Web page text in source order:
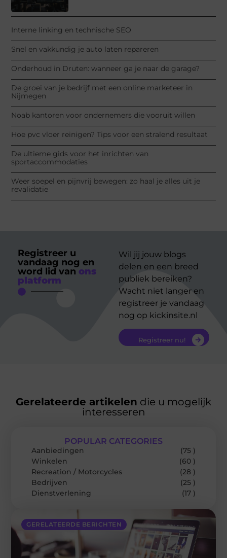
Interne linking en technische SEO
Snel en vakkundig je auto laten repareren
Onderhoud in Druten: wanneer ga je naar de garage?
De groei van je bedrijf met een online marketeer in
Nijmegen
Noab kantoren voor ondernemers die vooruit willen
Hoe pvc vloer reinigen? Tips voor een stralend resultaat
De ultieme gids voor het inrichten van
sportaccommodaties
Weer soepel en pijnvrij bewegen: zo haal je alles uit je
revalidatie
Registreer u
vandaag nog en
word lid van ons
platform
Wil jij jouw blogs
delen en een breed
publiek bereiken?
Wacht niet langer en
registreer je vandaag
nog op kickinsite.nl
Registreer nu!
Gerelateerde artikelen die u mogelijk
interesseren
GERELATEERDE BERICHTEN
POPULAR CATEGORIES
Aanbiedingen
(75 )
Winkelen
(60 )
Recreation / Motorcycles
(28 )
Bedrijven
(25 )
Dienstverlening
(17 )